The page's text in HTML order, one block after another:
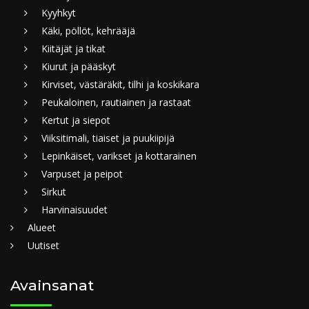
Kyyhkyt
Käki, pöllöt, kehrääjä
Kiitäjät ja tikat
Kiurut ja pääskyt
Kirviset, västäräkit, tilhi ja koskikara
Peukaloinen, rautiainen ja rastaat
Kertut ja siepot
Viiksitimali, tiaiset ja puukiipijä
Lepinkäiset, varikset ja kottarainen
Varpuset ja peipot
Sirkut
Harvinaisuudet
Alueet
Uutiset
Avainsanat